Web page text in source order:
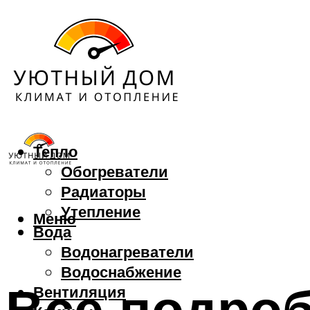
Тепло
Обогреватели
Радиаторы
Утепление
Вода
Водонагреватели
Водоснабжение
Вентиляция
Меню